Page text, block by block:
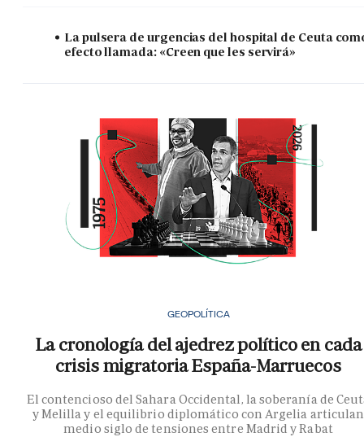
La pulsera de urgencias del hospital de Ceuta
efecto llamada: «Creen que les servirá»
GEOPOLÍTICA
La cronología del ajedrez político en cada
crisis migratoria España-Marruecos
El contencioso del Sahara Occidental, la soberanía de
y Melilla y el equilibrio diplomático con Argelia articulan
medio siglo de tensiones entre Madrid y Rabat